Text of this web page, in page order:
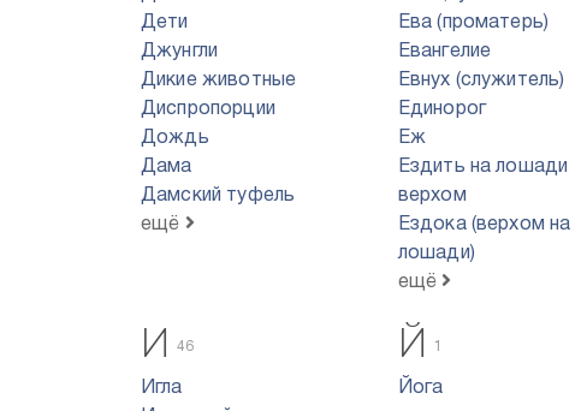
Дети
Джунгли
Дикие животные
Диспропорции
Дождь
Дама
Дамский туфель
ещё
Ева (проматерь)
Евангелие
Евнух (служитель)
Единорог
Еж
Ездить на лошади
верхом
Ездока (верхом на
лошади)
ещё
И 46
Игла
Й 1
Йога